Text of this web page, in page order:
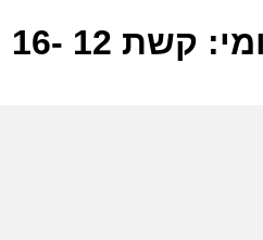
לוח שידורים יומי: קשת 12 16-